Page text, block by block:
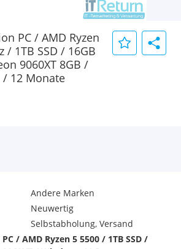
PC / AMD Ryzen
/ 1TB SSD / 16GB
9060XT 8GB /
12 Monate
Andere Marken
Neuwertig
Selbstabholung, Versand
/ AMD Ryzen 5 5500 / 1TB SSD /